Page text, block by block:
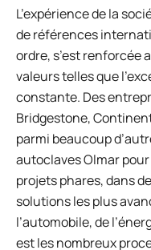
L’expérience de la
de références
ordre, s’est renforcée
valeurs telles que
constante. Des
Bridgestone,
parmi beaucoup
autoclaves Olmar
projets phares, dans
solutions les plus
l’automobile, de
est les nombreux